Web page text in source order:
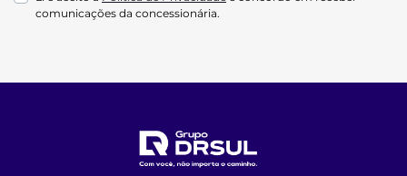
comunicações da concessionária.